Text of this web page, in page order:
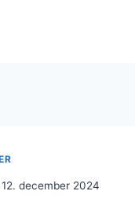
12. december 2024